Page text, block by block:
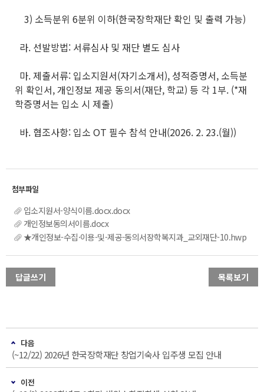
3) 소득분위 6분위 이하(한국장학재단 확인 및 출력 가능)
라. 선발방법: 서류심사 및 재단 별도 심사
마. 제출서류: 입소지원서(자기소개서), 성적증명서, 소득분
위 확인서, 개인정보 제공 동의서(재단, 학교) 등 각 1부. (*재
학증명서는 입소 시 제출)
바. 협조사항: 입소 OT 필수 참석 안내(2026. 2. 23.(월))
입소지원서-양식이름.docx.docx
개인정보동의서이름.docx
★개인정보-수집·이용-및-제공-동의서장학복지과_교외재단-10.hwp
답글쓰기 목록보기
다음
(~12/22) 2026년 한국장학재단 창업기숙사 입주생 모집 안내
이전